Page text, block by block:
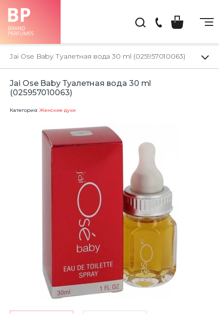
Jai Ose Baby Туалетная вода 30 ml (025957010063)
Jai Ose Baby Туалетная вода 30 ml
(025957010063)
Категория: Женские духи